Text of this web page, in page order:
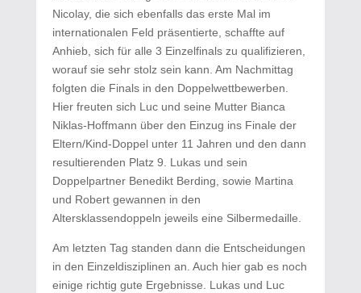
Nicolay, die sich ebenfalls das erste Mal im
internationalen Feld präsentierte, schaffte auf
Anhieb, sich für alle 3 Einzelfinals zu qualifizieren,
worauf sie sehr stolz sein kann. Am Nachmittag
folgten die Finals in den Doppelwettbewerben.
Hier freuten sich Luc und seine Mutter Bianca
Niklas-Hoffmann über den Einzug ins Finale der
Eltern/Kind-Doppel unter 11 Jahren und den dann
resultierenden Platz 9. Lukas und sein
Doppelpartner Benedikt Berding, sowie Martina
und Robert gewannen in den
Altersklassendoppeln jeweils eine Silbermedaille.
Am letzten Tag standen dann die Entscheidungen
in den Einzeldisziplinen an. Auch hier gab es noch
einige richtig gute Ergebnisse. Lukas und Luc